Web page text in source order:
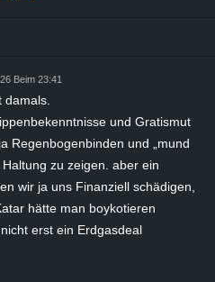
Beim 23:41
und Gratismut
Regenbogenbinden und „mund
zu zeigen. aber ein
wir ja uns Finanziell schädigen,
hätte man boykotieren
erst ein Erdgasdeal